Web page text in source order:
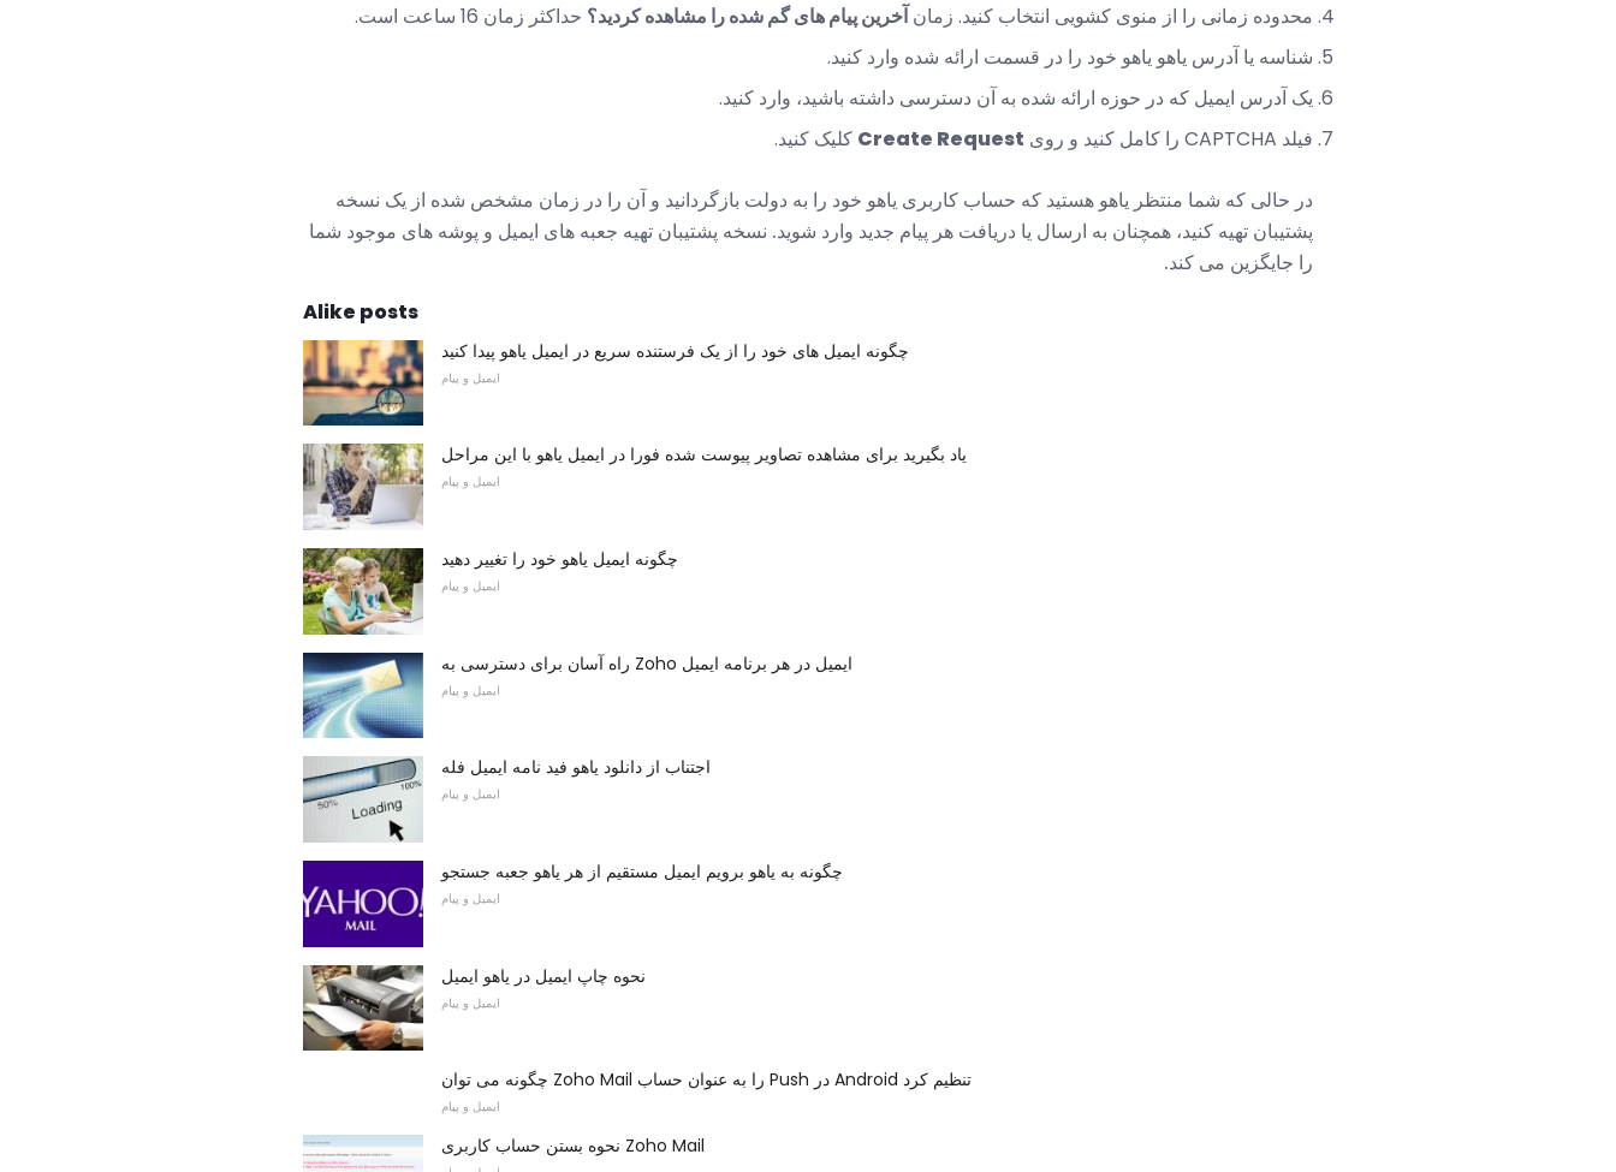
محدوده زمانی را از منوی کشویی انتخاب کنید. زمان آخرین پیام های گم شده را مشاهده کردید؟ حداکثر زمان 16 ساعت است.
شناسه یا آدرس یاهو یاهو خود را در قسمت ارائه شده وارد کنید.
یک آدرس ایمیل که در حوزه ارائه شده به آن دسترسی داشته باشید، وارد کنید.
فیلد CAPTCHA را کامل کنید و روی
Create Request کلیک کنید.
در حالی که شما منتظر یاهو هستید که حساب کاربری یاهو خود را به دولت بازگردانید و آن را در زمان مشخص شده از یک نسخه
پشتیبان تهیه کنید، همچنان به ارسال یا دریافت هر پیام جدید وارد شوید. نسخه پشتیبان تهیه جعبه های ایمیل و پوشه های موجود شما
را جایگزین می کند.
Alike posts
چگونه ایمیل های خود را از یک فرستنده سریع در ایمیل یاهو پیدا کنید
ایمیل و پیام
یاد بگیرید برای مشاهده تصاویر پیوست شده فورا در ایمیل یاهو با این مراحل
ایمیل و پیام
چگونه ایمیل یاهو خود را تغییر دهید
ایمیل و پیام
راه آسان برای دسترسی به Zoho ایمیل در هر برنامه ایمیل
ایمیل و پیام
اجتناب از دانلود یاهو فید نامه ایمیل فله
ایمیل و پیام
چگونه به یاهو برویم ایمیل مستقیم از هر یاهو جعبه جستجو
ایمیل و پیام
نحوه چاپ ایمیل در یاهو ایمیل
ایمیل و پیام
چگونه می توان Zoho Mail را به عنوان حساب Push در Android تنظیم کرد
ایمیل و پیام
نحوه بستن حساب کاربری Zoho Mail